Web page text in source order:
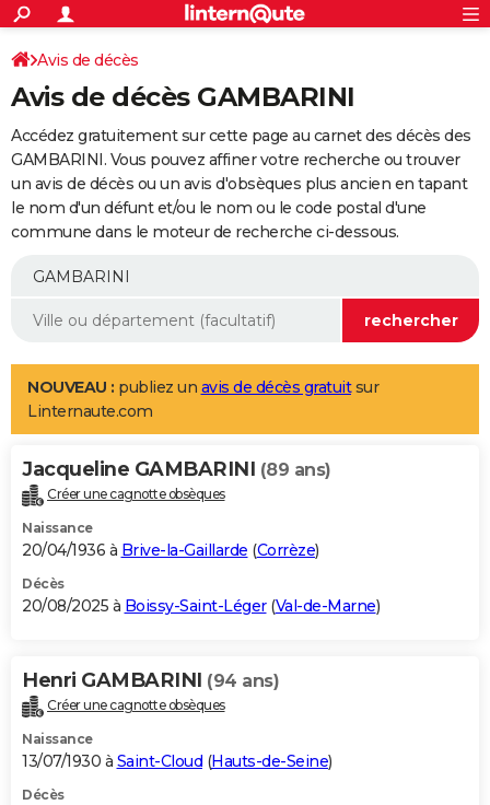
ACTUALITÉS
Politique
Société
Faits Divers
Education
Monde
Villes
+
SPORT
Coupe du monde 2026
Football
Tennis
Cyclisme
Rugby
Forum
Programme TV
TNT
Streaming
Cinéma
Sorties cinéma
Musique
+
FINANCE
Impôts
Immobilier
Risques naturels par ville
Banque
Assurance
Crédit
AUTO
Essais
Réserver un essai
Citadines
Berlines
SUV
Forum auto
+
Mobiles
Meilleur smartphone
Internet
Ordinateurs
Jeux vidéo
Guide high-tech
Aménagement intérieur
LIFESTYLE
Art de vivre
Bien-être
Loisirs
Mode
Modes de vie
Alimentation
Guide de la santé
Maladies
Médicaments
Sommeil
VOYAGE
Destinations
City break
Voyage nature
Voyage de noces
Forum
Climat
+PHOTO
GUIDES D'ACHAT
BONS PLANS
Carte de Noël
Carte Bonne année
Carte Saint-Valentin
Carte Pâques
Carte d'anniversaire
DICTIONNAIRE
Dictionnaire
Biographies
Citations
Expressions
Proverbes
PROGRAMME TV
Avis de décès
Avis de décès GAMBARINI
Accédez gratuitement sur cette page au carnet des décès des
GAMBARINI. Vous pouvez affiner votre recherche ou trouver
un avis de décès ou un avis d'obsèques plus ancien en tapant
le nom d'un défunt et/ou le nom ou le code postal d'une
commune dans le moteur de recherche ci-dessous.
NOUVEAU : publiez un avis de décès gratuitsur
Linternaute.com
Jacqueline GAMBARINI (89 ans)
Créer une cagnotte obsèques
Naissance
20/04/1936 à Brive-la-Gaillarde (Corrèze)
Décès
20/08/2025 à Boissy-Saint-Léger(Val-de-Marne)
Henri GAMBARINI (94 ans)
Créer une cagnotte obsèques
Naissance
13/07/1930 à Saint-Cloud (Hauts-de-Seine)
Décès